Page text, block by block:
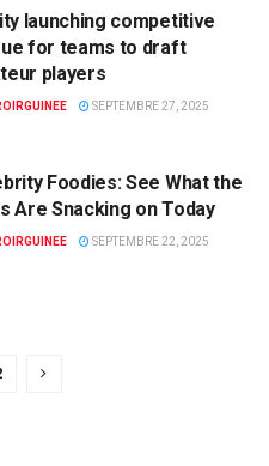
launching competitive
for teams to draft
players
SEPTEMBRE 27, 2025
Foodies: See What the
Are Snacking on Today
SEPTEMBRE 22, 2025